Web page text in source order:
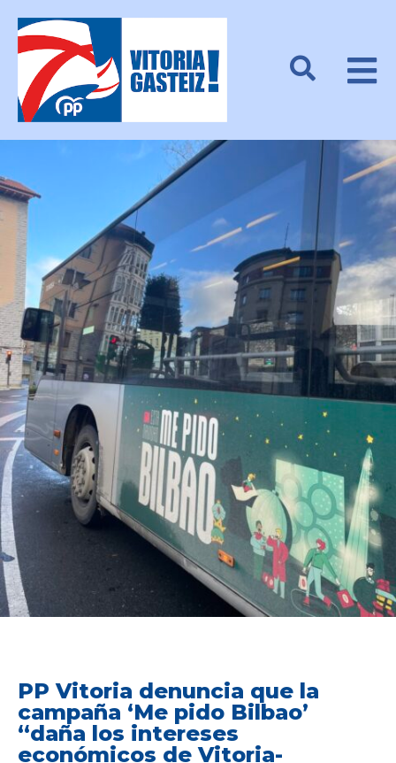
PP Vitoria denuncia que la
campaña ‘Me pido Bilbao’
“daña los intereses
económicos de Vitoria-